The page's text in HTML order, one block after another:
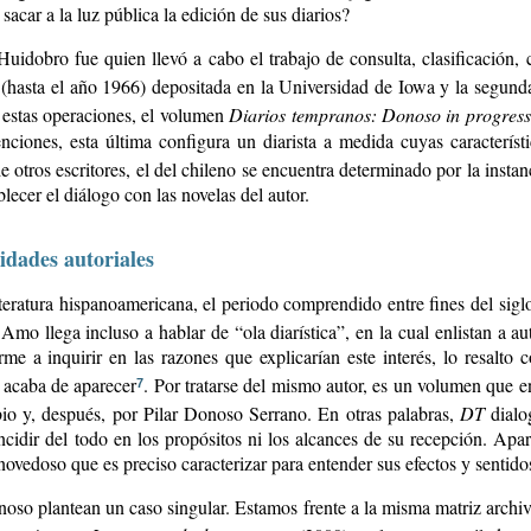
a la luz pública la edición de sus diarios?
fue quien llevó a cabo el trabajo de consulta, clasificación,
el año 1966) depositada en la Universidad de Iowa y la
operaciones, el volumen Diarios tempranos: Donoso in
esta última configura un diarista a medida cuyas
otros escritores, el del chileno se encuentra determinado por la
el diálogo con las novelas del autor.
autoriales
hispanoamericana, el periodo comprendido entre fines del
llega incluso a hablar de “ola diarística”, en la cual enlistan a
a inquirir en las razones que explicarían este interés, lo
de aparecer7. Por tratarse del mismo autor, es un volumen que
y, después, por Pilar Donoso Serrano. En otras palabras, DT
del todo en los propósitos ni los alcances de su recepción.
que es preciso caracterizar para entender sus efectos y
plantean un caso singular. Estamos frente a la misma matriz